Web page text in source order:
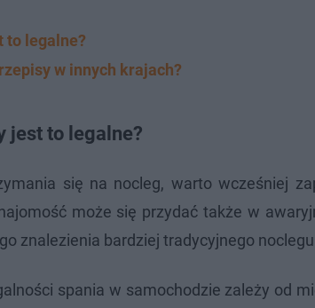
to legalne?
w innych krajach?
jest to legalne?
się na nocleg, warto wcześniej
może się przydać także w
znalezienia bardziej tradycyjnego
spania w samochodzie zależy od